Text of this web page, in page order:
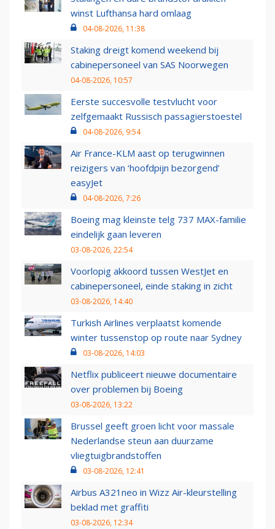
winst Lufthansa hard omlaag
04-08-2026, 11:38
Staking dreigt komend weekend bij
cabinepersoneel van SAS Noorwegen
04-08-2026, 10:57
Eerste succesvolle testvlucht voor
zelfgemaakt Russisch passagierstoestel
04-08-2026, 9:54
Air France-KLM aast op terugwinnen
reizigers van ‘hoofdpijn bezorgend’
easyJet
04-08-2026, 7:26
Boeing mag kleinste telg 737 MAX-familie
eindelijk gaan leveren
03-08-2026, 22:54
Voorlopig akkoord tussen WestJet en
cabinepersoneel, einde staking in zicht
03-08-2026, 14:40
Turkish Airlines verplaatst komende
winter tussenstop op route naar Sydney
03-08-2026, 14:03
Netflix publiceert nieuwe documentaire
over problemen bij Boeing
03-08-2026, 13:22
Brussel geeft groen licht voor massale
Nederlandse steun aan duurzame
vliegtuigbrandstoffen
03-08-2026, 12:41
Airbus A321neo in Wizz Air-kleurstelling
beklad met graffiti
03-08-2026, 12:34